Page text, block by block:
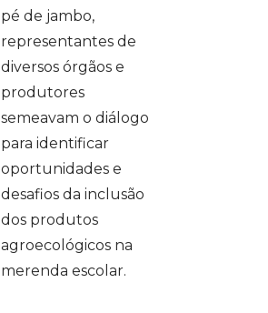
pé de jambo,
representantes de
diversos órgãos e
produtores
semeavam o diálogo
para identificar
oportunidades e
desafios da inclusão
dos produtos
agroecológicos na
merenda escolar.